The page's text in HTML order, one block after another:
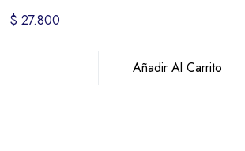
$ 27.800
Añadir Al Carrito